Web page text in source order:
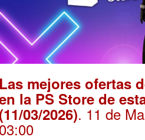
Las mejores ofertas
la PS Store de
(11/03/2026). 11 de
03:00